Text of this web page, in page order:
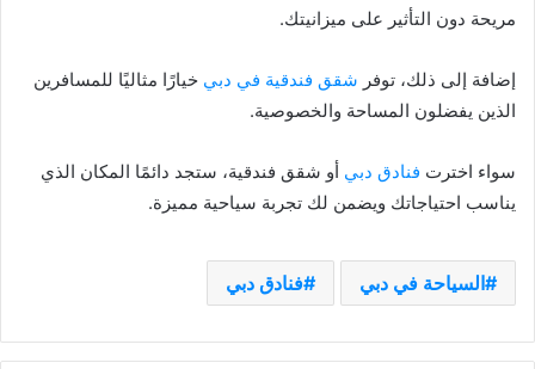
مريحة دون التأثير على ميزانيتك.
إضافة إلى ذلك، توفر شقق فندقية في دبي خيارًا مثاليًا للمسافرين
الذين يفضلون المساحة والخصوصية.
سواء اخترت فنادق دبي أو شقق فندقية، ستجد دائمًا المكان الذي
يناسب احتياجاتك ويضمن لك تجربة سياحية مميزة.
السياحة في دبي فنادق دبي